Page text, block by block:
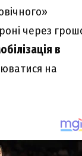
через
в
на